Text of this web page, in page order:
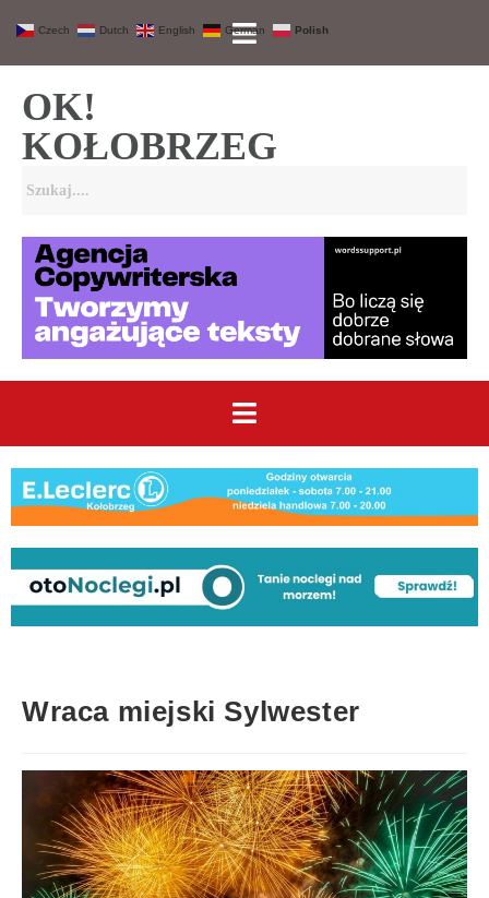
OK!
KOŁOBRZEG
Wraca miejski Sylwester
Czech Dutch English German Polish